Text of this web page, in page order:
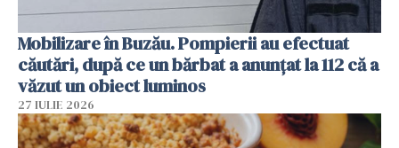
Mobilizare în Buzău. Pompierii au efectuat
căutări, după ce un bărbat a anunțat la 112 că a
văzut un obiect luminos
27 IULIE 2026